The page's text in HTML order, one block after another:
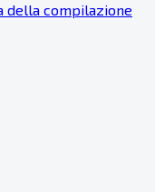
della compilazione